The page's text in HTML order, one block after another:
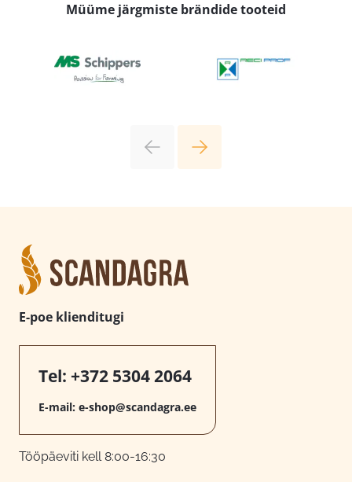
Müüme järgmiste brändide tooteid
E-poe klienditugi
Tel: +372 5304 2064
E-mail: e-shop@scandagra.ee
Tööpäeviti kell 8:00-16:30